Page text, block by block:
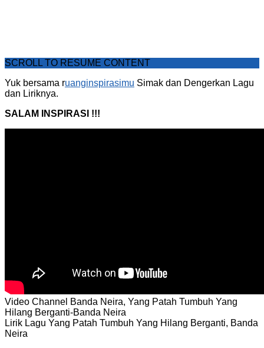
SCROLL TO RESUME CONTENT
Yuk bersama ruanginspirasimu Simak dan Dengerkan Lagu
dan Liriknya.
SALAM INSPIRASI !!!
Video Channel Banda Neira, Yang Patah Tumbuh Yang
Hilang Berganti-Banda Neira
Lirik Lagu Yang Patah Tumbuh Yang Hilang Berganti, Banda
Neira